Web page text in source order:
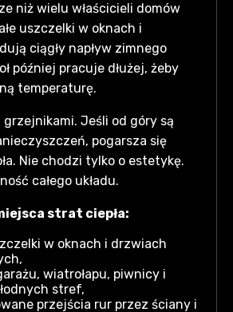
niż wielu właścicieli domów
uszczelki w oknach i
ciągły napływ zimnego
później pracuje dłużej, żeby
temperaturę.
grzejnikami. Jeśli od góry są
pogarsza się
Nie chodzi tylko o estetykę.
całego układu.
strat ciepła:
w oknach i drzwiach
wiatrołapu, piwnicy i
stref,
przejścia rur przez ściany i